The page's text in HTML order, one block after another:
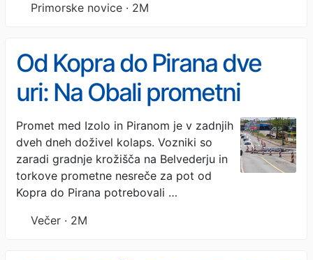
Primorske novice · 2M
Od Kopra do Pirana dve
uri: Na Obali prometni
kolaps zaradi gradnje
krožišča nad Izolo
Promet med Izolo in Piranom je v zadnjih
dveh dneh doživel kolaps. Vozniki so
zaradi gradnje krožišča na Belvederju in
torkove prometne nesreče za pot od
Kopra do Pirana potrebovali …
Večer · 2M